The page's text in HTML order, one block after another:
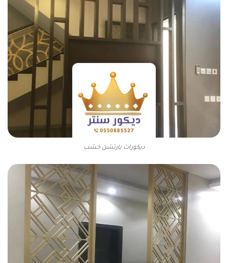
ديكورات بارتشن خشب